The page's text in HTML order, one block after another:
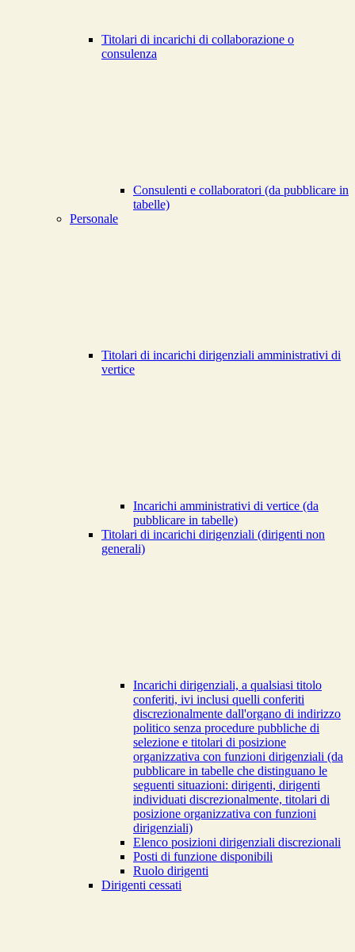
Titolari di incarichi di collaborazione o
consulenza
Consulenti e collaboratori (da pubblicare in
tabelle)
Personale
Titolari di incarichi dirigenziali amministrativi di
vertice
Incarichi amministrativi di vertice (da
pubblicare in tabelle)
Titolari di incarichi dirigenziali (dirigenti non
generali)
Incarichi dirigenziali, a qualsiasi titolo
conferiti, ivi inclusi quelli conferiti
discrezionalmente dall'organo di indirizzo
politico senza procedure pubbliche di
selezione e titolari di posizione
organizzativa con funzioni dirigenziali (da
pubblicare in tabelle che distinguano le
seguenti situazioni: dirigenti, dirigenti
individuati discrezionalmente, titolari di
posizione organizzativa con funzioni
dirigenziali)
Elenco posizioni dirigenziali discrezionali
Posti di funzione disponibili
Ruolo dirigenti
Dirigenti cessati